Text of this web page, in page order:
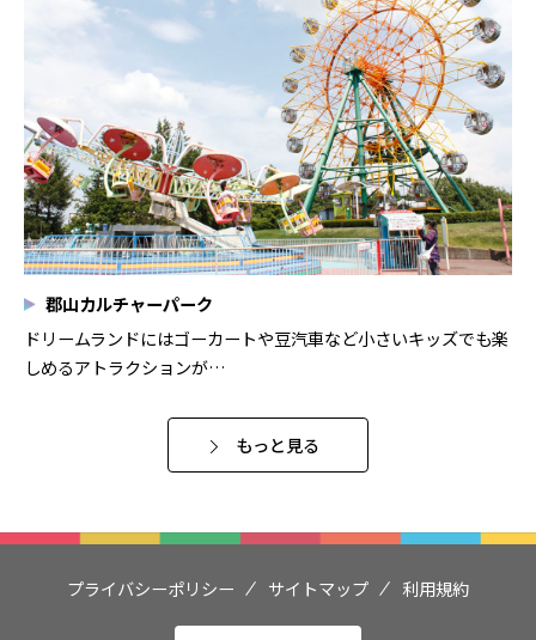
郡山カルチャーパーク
ドリームランドにはゴーカートや豆汽車など小さいキッズでも楽
しめるアトラクションが…
もっと見る
プライバシーポリシー サイトマップ 利用規約